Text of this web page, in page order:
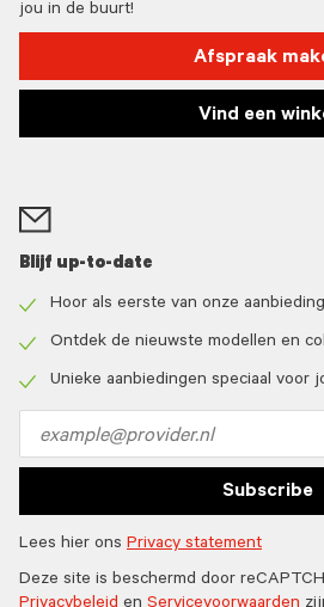
jou in de buurt!
Afspraak
Vind een
Blijf up-to-date
icon
Hoor als eerste van onze
icon
Ontdek de nieuwste modellen en
Unieke aanbiedingen speciaal voor
address
Subscribe
Lees hier ons Privacy statement
Deze site is beschermd door